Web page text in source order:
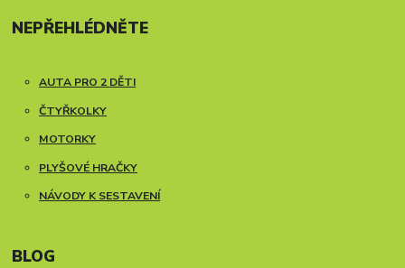
NEPŘEHLÉDNĚTE
AUTA PRO 2 DĚTI
ČTYŘKOLKY
MOTORKY
PLYŠOVÉ HRAČKY
NÁVODY K SESTAVENÍ
BLOG